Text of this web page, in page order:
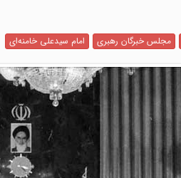
مجلس خبرگان رهبری امام سیدعلی خامنه‌ای